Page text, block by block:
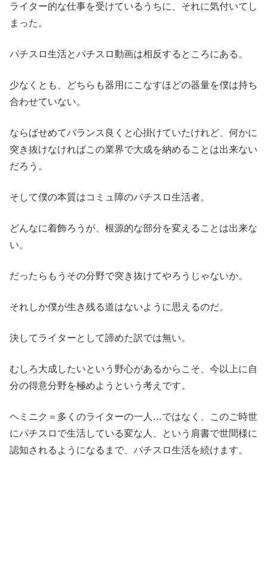
ライター的な仕事を受けているうちに、それに気付いてし
まった。
パチスロ生活とパチスロ動画は相反するところにある。
少なくとも、どちらも器用にこなすほどの器量を僕は持ち
合わせていない。
ならばせめてバランス良くと心掛けていたけれど、何かに
突き抜けなければこの業界で大成を納めることは出来ない
だろう。
そして僕の本質はコミュ障のパチスロ生活者。
どんなに着飾ろうが、根源的な部分を変えることは出来な
い。
だったらもうその分野で突き抜けてやろうじゃないか。
それしか僕が生き残る道はないように思えるのだ。
決してライターとして諦めた訳では無い。
むしろ大成したいという野心があるからこそ、今以上に自
分の得意分野を極めようという考えです。
ヘミニク＝多くのライターの一人…ではなく、このご時世
にパチスロで生活している変な人、という肩書で世間様に
認知されるようになるまで、パチスロ生活を続けます。